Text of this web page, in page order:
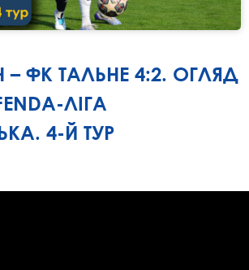
ФК ТАЛЬНЕ 4:2. ОГЛЯД
ЛІГА
4-Й ТУР